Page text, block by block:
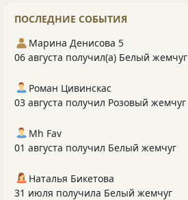
ПОСЛЕДНИЕ СОБЫТИЯ
Марина Денисова 5
06 августа получил(а) Белый жемчуг
Роман Цивинскас
03 августа получил Розовый жемчуг
Mh Fav
01 августа получил Белый жемчуг
Наталья Бикетова
31 июля получила Белый жемчуг